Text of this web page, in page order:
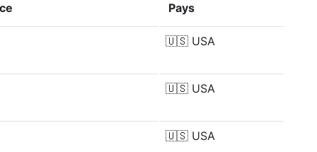
Pays
🇺🇸 USA
🇺🇸 USA
🇺🇸 USA